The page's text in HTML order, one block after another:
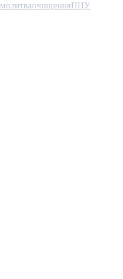
молитваочищенняПЦУ